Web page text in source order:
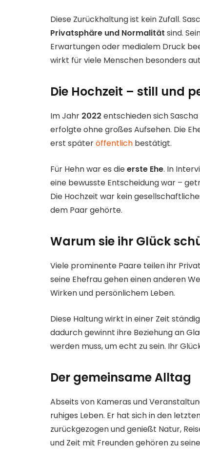
Diese Zurückhaltung ist kein Zufall.
Privatsphäre und Normalität sind.
Erwartungen oder medialem Druck
wirkt für viele Menschen besonders
Die Hochzeit – still und
Im Jahr 2022 entschieden sich
erfolgte ohne großes Aufsehen. Die
erst späteröffentlich bestätigt.
Für Hehn war es dieerste Ehe. In
eine bewusste Entscheidung war –
Die Hochzeit war kein
dem Paar gehörte.
Warum sie ihr Glück
Viele prominente Paare teilen ihr
seine Ehefrau gehen einen anderen
Wirken und persönlichem Leben.
Diese Haltung wirkt in einer Zeit
dadurch gewinnt ihre Beziehung an
werden muss, um echt zu sein. Ihr
Der gemeinsame Alltag
Abseits von Kameras und
ruhiges Leben. Er hat sich in den
zurückgezogen und genießt Natur,
und Zeit mit Freunden gehören zu